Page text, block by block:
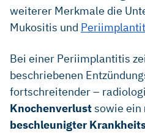
implants research vol. 24,1
Schwarz F, Becker L, AWMF.
(2016). (Leitlinie)
Salvi G E, Ramseier C A.
mechanical and/or chemical
management of peri-implant
review. Journal of clinical
(2014): S 187–201. (systematic
weiterer Merkmale die
Mukositis und
Bei einer Periimplantitis
beschriebenen
fortschreitender –
Knochenverlustsowie ein
beschleunigter